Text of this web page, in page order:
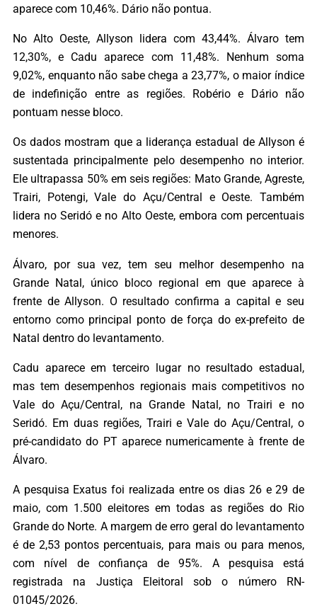
aparece com 10,46%. Dário não pontua.
No Alto Oeste, Allyson lidera com 43,44%. Álvaro tem
12,30%, e Cadu aparece com 11,48%. Nenhum soma
9,02%, enquanto não sabe chega a 23,77%, o maior índice
de indefinição entre as regiões. Robério e Dário não
pontuam nesse bloco.
Os dados mostram que a liderança estadual de Allyson é
sustentada principalmente pelo desempenho no interior.
Ele ultrapassa 50% em seis regiões: Mato Grande, Agreste,
Trairi, Potengi, Vale do Açu/Central e Oeste. Também
lidera no Seridó e no Alto Oeste, embora com percentuais
menores.
Álvaro, por sua vez, tem seu melhor desempenho na
Grande Natal, único bloco regional em que aparece à
frente de Allyson. O resultado confirma a capital e seu
entorno como principal ponto de força do ex-prefeito de
Natal dentro do levantamento.
Cadu aparece em terceiro lugar no resultado estadual,
mas tem desempenhos regionais mais competitivos no
Vale do Açu/Central, na Grande Natal, no Trairi e no
Seridó. Em duas regiões, Trairi e Vale do Açu/Central, o
pré-candidato do PT aparece numericamente à frente de
Álvaro.
A pesquisa Exatus foi realizada entre os dias 26 e 29 de
maio, com 1.500 eleitores em todas as regiões do Rio
Grande do Norte. A margem de erro geral do levantamento
é de 2,53 pontos percentuais, para mais ou para menos,
com nível de confiança de 95%. A pesquisa está
registrada na Justiça Eleitoral sob o número RN-
01045/2026.